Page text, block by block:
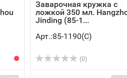
Заварочная кружка с
ложкой 350 мл.
Jinding (85-1...
Арт.:85-1190(C)
(0)